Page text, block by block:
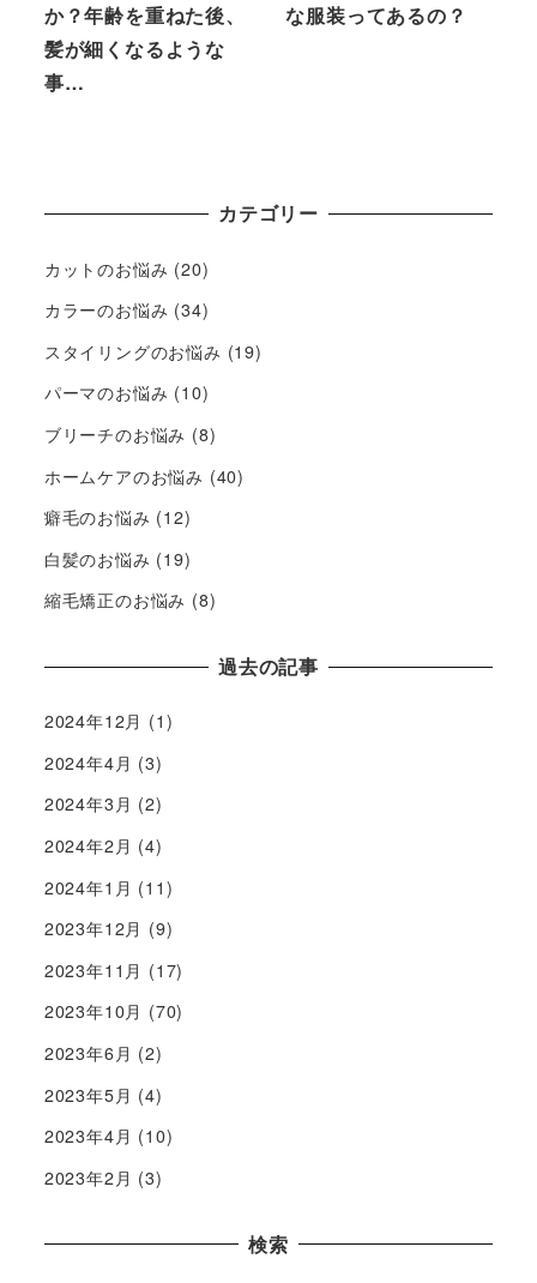
か？年齢を重ねた後、
髪が細くなるような
事…
な服装ってあるの？
カテゴリー
カットのお悩み (20)
カラーのお悩み (34)
スタイリングのお悩み (19)
パーマのお悩み (10)
ブリーチのお悩み (8)
ホームケアのお悩み (40)
癖毛のお悩み (12)
白髪のお悩み (19)
縮毛矯正のお悩み (8)
過去の記事
2024年12月 (1)
2024年4月 (3)
2024年3月 (2)
2024年2月 (4)
2024年1月 (11)
2023年12月 (9)
2023年11月 (17)
2023年10月 (70)
2023年6月 (2)
2023年5月 (4)
2023年4月 (10)
2023年2月 (3)
検索